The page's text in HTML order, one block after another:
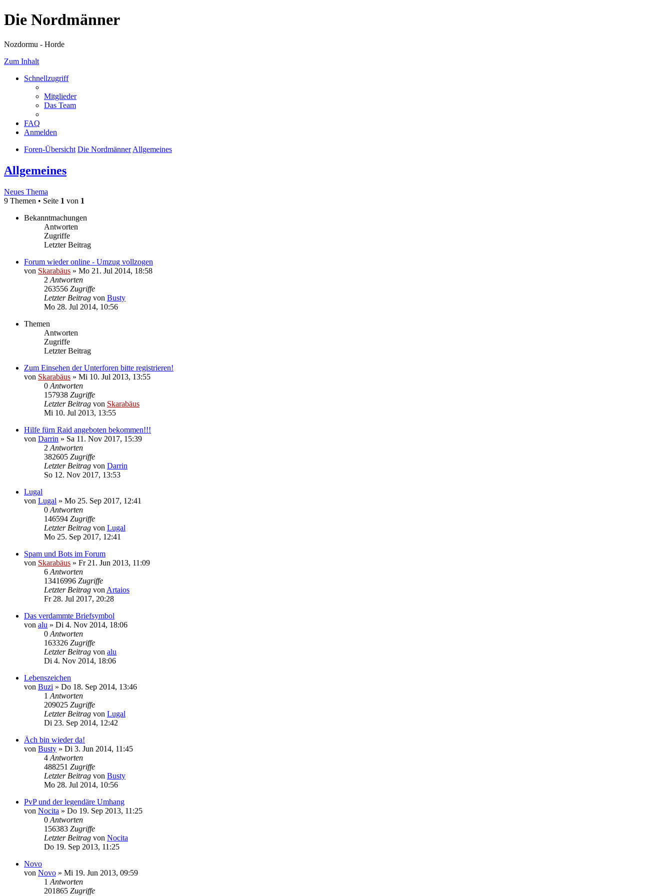
Die Nordmänner
Nozdormu - Horde
Zum Inhalt
Schnellzugriff
Mitglieder
Das Team
FAQ
Anmelden
Foren-Übersicht Die Nordmänner Allgemeines
Allgemeines
Neues Thema
9 Themen • Seite 1 von 1
Bekanntmachungen
Antworten
Zugriffe
Letzter Beitrag
Forum wieder online - Umzug vollzogen
von Skarabäus » Mo 21. Jul 2014, 18:58
2 Antworten
263556 Zugriffe
Letzter Beitrag von Busty
Mo 28. Jul 2014, 10:56
Themen
Antworten
Zugriffe
Letzter Beitrag
Zum Einsehen der Unterforen bitte registrieren!
von Skarabäus » Mi 10. Jul 2013, 13:55
0 Antworten
157938 Zugriffe
Letzter Beitrag von Skarabäus
Mi 10. Jul 2013, 13:55
Hilfe fürn Raid angeboten bekommen!!!
von Darrin » Sa 11. Nov 2017, 15:39
2 Antworten
382605 Zugriffe
Letzter Beitrag von Darrin
So 12. Nov 2017, 13:53
Lugal
von Lugal » Mo 25. Sep 2017, 12:41
0 Antworten
146594 Zugriffe
Letzter Beitrag von Lugal
Mo 25. Sep 2017, 12:41
Spam und Bots im Forum
von Skarabäus » Fr 21. Jun 2013, 11:09
6 Antworten
13416996 Zugriffe
Letzter Beitrag von Artaios
Fr 28. Jul 2017, 20:28
Das verdammte Briefsymbol
von alu » Di 4. Nov 2014, 18:06
0 Antworten
163326 Zugriffe
Letzter Beitrag von alu
Di 4. Nov 2014, 18:06
Lebenszeichen
von Buzi » Do 18. Sep 2014, 13:46
1 Antworten
209025 Zugriffe
Letzter Beitrag von Lugal
Di 23. Sep 2014, 12:42
Äch bin wieder da!
von Busty » Di 3. Jun 2014, 11:45
4 Antworten
488251 Zugriffe
Letzter Beitrag von Busty
Mo 28. Jul 2014, 10:56
PvP und der legendäre Umhang
von Nocita » Do 19. Sep 2013, 11:25
0 Antworten
156383 Zugriffe
Letzter Beitrag von Nocita
Do 19. Sep 2013, 11:25
Novo
von Novo » Mi 19. Jun 2013, 09:59
1 Antworten
201865 Zugriffe